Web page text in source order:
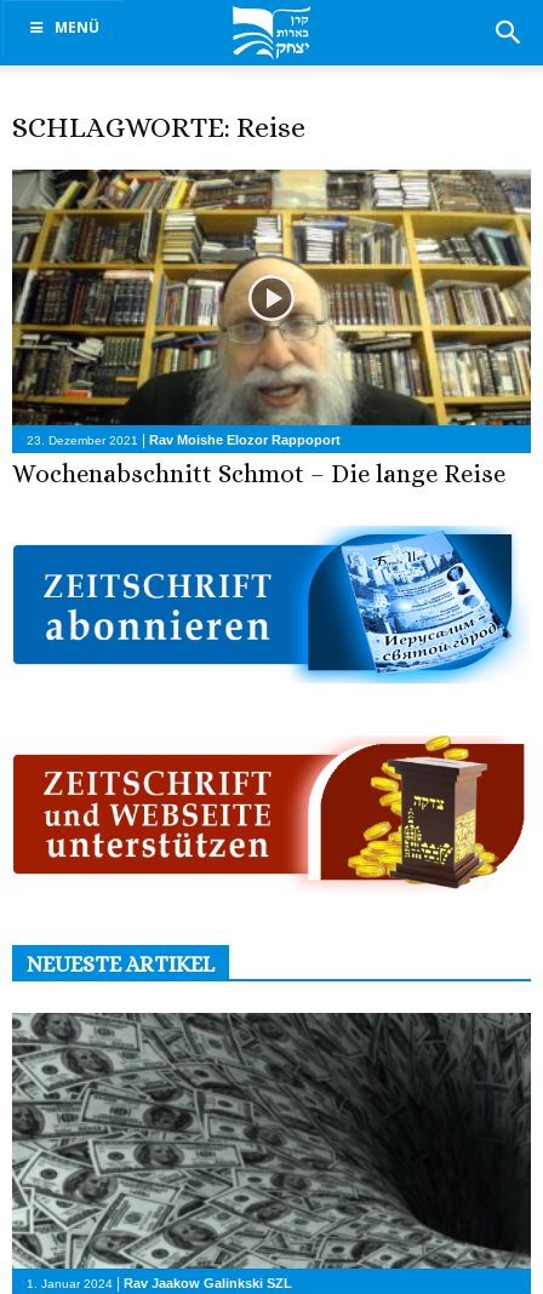
MENÜ
SCHLAGWORTE: Reise
23. Dezember 2021 Rav Moishe Elozor Rappoport
Wochenabschnitt Schmot – Die lange Reise
NEUESTE ARTIKEL
1. Januar 2024 Rav Jaakow Galinkski SZL